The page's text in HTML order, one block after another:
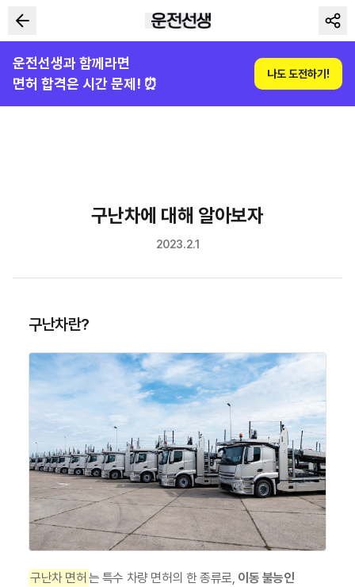
운전선생과 함께라면
면허 합격은 시간 문제! ⏰
나도 도전하기!
구난차에 대해 알아보자
2023.2.1
구난차란?
구난차 면허 는 특수 차량 면허의 한 종류로, 이동 불능인